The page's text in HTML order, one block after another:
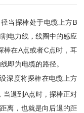
当探棒处于电缆上方B
电力线，线圈中的感应
棒在A点或者C点时，耳
即为电缆的路径。
深度将探棒在电缆上方
当退到A点时，探棒正对
离，也就是向后退的距